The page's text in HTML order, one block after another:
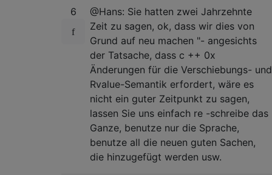
6
@Hans: Sie hatten zwei Jahrzehnte
Zeit zu sagen, ok, dass wir dies von
Grund auf neu machen "- angesichts
der Tatsache, dass c ++ 0x
Änderungen für die Verschiebungs- und
Rvalue-Semantik erfordert, wäre es
nicht ein guter Zeitpunkt zu sagen,
lassen Sie uns einfach re -schreibe das
Ganze, benutze nur die Sprache,
benutze all die neuen guten Sachen,
die hinzugefügt werden usw.